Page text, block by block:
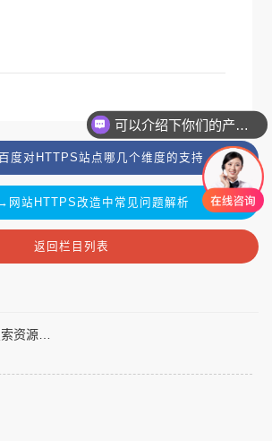
度对HTTPS站点哪几个维度的支持
网站HTTPS改造中常见问题解析
返回栏目列表